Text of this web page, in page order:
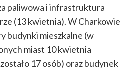
paliwowa i infrastruktura
(13 kwietnia). W Charkowie
budynki mieszkalne (w
miast 10 kwietnia
17 osób) oraz budynek